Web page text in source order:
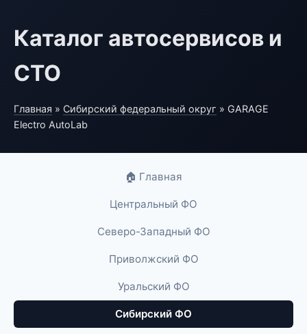
Каталог автосервисов и
СТО
Главная » Сибирский федеральный округ » GARAGE
Electro AutoLab
🏠 Главная
Центральный ФО
Северо-Западный ФО
Приволжский ФО
Уральский ФО
Сибирский ФО